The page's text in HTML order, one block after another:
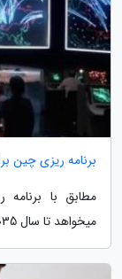
برنامه ریزی چین
مطابق با
میخواهد تا سال 2035 به رهبر تکنولوژی دنیا تبدیل گردد.